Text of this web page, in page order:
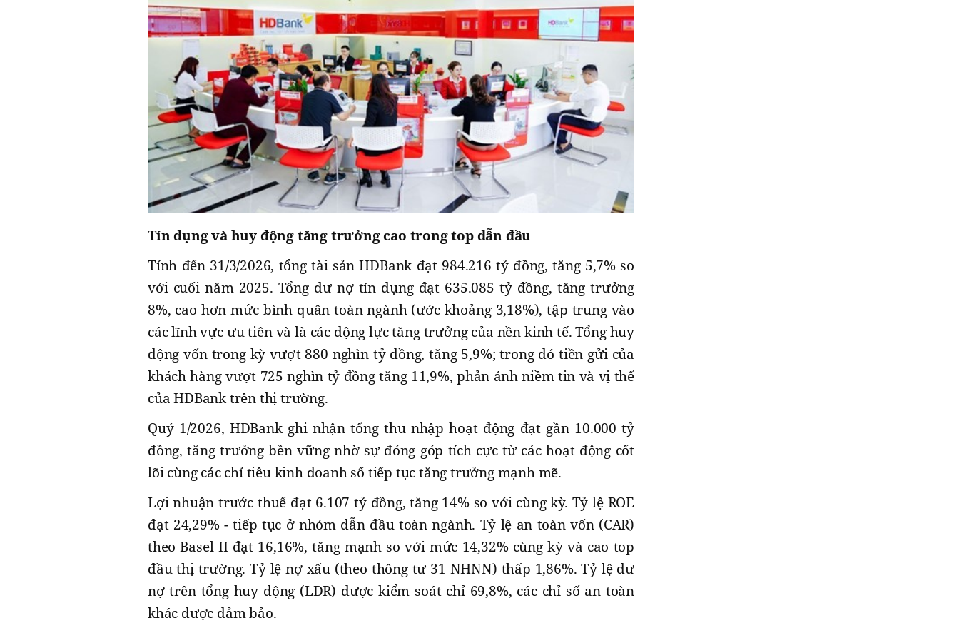
Tín dụng và huy động tăng trưởng cao trong top dẫn đầu
Tính đến 31/3/2026, tổng tài sản HDBank đạt 984.216 tỷ đồng, tăng 5,7% so
với cuối năm 2025. Tổng dư nợ tín dụng đạt 635.085 tỷ đồng, tăng trưởng
8%, cao hơn mức bình quân toàn ngành (ước khoảng 3,18%), tập trung vào
các lĩnh vực ưu tiên và là các động lực tăng trưởng của nền kinh tế. Tổng huy
động vốn trong kỳ vượt 880 nghìn tỷ đồng, tăng 5,9%; trong đó tiền gửi của
khách hàng vượt 725 nghìn tỷ đồng tăng 11,9%, phản ánh niềm tin và vị thế
của HDBank trên thị trường.
Quý 1/2026, HDBank ghi nhận tổng thu nhập hoạt động đạt gần 10.000 tỷ
đồng, tăng trưởng bền vững nhờ sự đóng góp tích cực từ các hoạt động cốt
lõi cùng các chỉ tiêu kinh doanh số tiếp tục tăng trưởng mạnh mẽ.
Lợi nhuận trước thuế đạt 6.107 tỷ đồng, tăng 14% so với cùng kỳ. Tỷ lệ ROE
đạt 24,29% - tiếp tục ở nhóm dẫn đầu toàn ngành. Tỷ lệ an toàn vốn (CAR)
theo Basel II đạt 16,16%, tăng mạnh so với mức 14,32% cùng kỳ và cao top
đầu thị trường. Tỷ lệ nợ xấu (theo thông tư 31 NHNN) thấp 1,86%. Tỷ lệ dư
nợ trên tổng huy động (LDR) được kiểm soát chỉ 69,8%, các chỉ số an toàn
khác được đảm bảo.